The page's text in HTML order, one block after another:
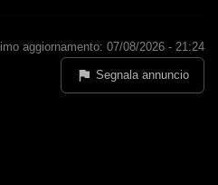
aggiornamento: 07/08/2026 - 21:24
Segnala annuncio